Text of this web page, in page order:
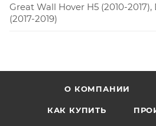
Great Wall Hover H5 (2010-
(2017-2019)
О КОМПАНИИ
КАК КУПИТЬ